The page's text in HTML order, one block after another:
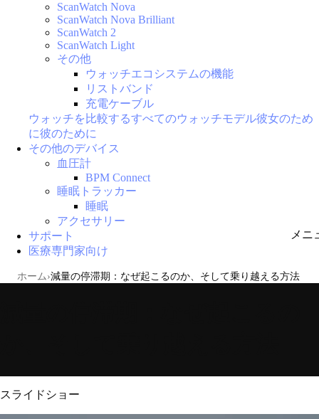
メニ
ScanWatch Nova
ScanWatch Nova Brilliant
ScanWatch 2
ScanWatch Light
その他
ウォッチエコシステムの機能
リストバンド
充電ケーブル
ウォッチを比較するすべてのウォッチモデル彼女のため
に彼のために
その他のデバイス
血圧計
BPM Connect
睡眠トラッカー
睡眠
アクセサリー
サポート
医療専門家向け
ホーム 減量の停滞期：なぜ起こるのか、そして乗り越える方法
スライドショー